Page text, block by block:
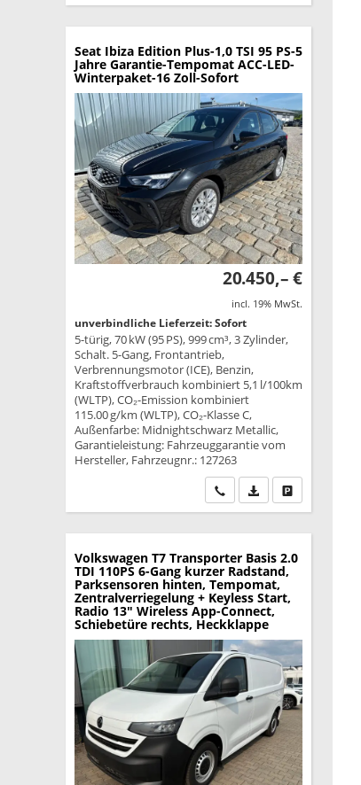
Seat Ibiza Edition Plus-1,0 TSI 95 PS-5
Jahre Garantie-Tempomat ACC-LED-
Winterpaket-16 Zoll-Sofort
20.450,– €
incl. 19% MwSt.
unverbindliche Lieferzeit: Sofort
5-türig, 70 kW (95 PS), 999 cm³, 3 Zylinder,
Schalt. 5-Gang, Frontantrieb,
Verbrennungsmotor (ICE), Benzin,
Kraftstoffverbrauch kombiniert 5,1 l/100km
(WLTP), CO₂-Emission kombiniert
115.00 g/km (WLTP), CO₂-Klasse C,
Außenfarbe: Midnightschwarz Metallic,
Garantieleistung: Fahrzeuggarantie vom
Hersteller, Fahrzeugnr.: 127263
Wir rufen Sie an
PDF-Datei,Drucken,
Volkswagen T7 Transporter Basis 2.0
TDI 110PS 6-Gang kurzer Radstand,
Parksensoren hinten, Tempomat,
Zentralverriegelung + Keyless Start,
Radio 13" Wireless App-Connect,
Schiebetüre rechts, Heckklappe